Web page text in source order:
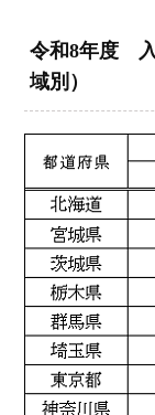
令和8年度
域別）